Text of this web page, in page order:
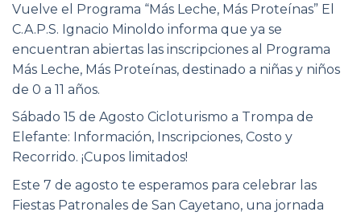
Vuelve el Programa “Más Leche, Más Proteínas” El
C.A.P.S. Ignacio Minoldo informa que ya se
encuentran abiertas las inscripciones al Programa
Más Leche, Más Proteínas, destinado a niñas y niños
de 0 a 11 años.
Sábado 15 de Agosto Cicloturismo a Trompa de
Elefante: Información, Inscripciones, Costo y
Recorrido. ¡Cupos limitados!
Este 7 de agosto te esperamos para celebrar las
Fiestas Patronales de San Cayetano, una jornada